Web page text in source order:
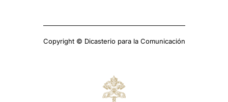
Copyright © Dicasterio para la Comunicación